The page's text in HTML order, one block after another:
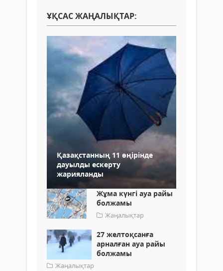
ҰҚСАС ЖАҢАЛЫҚТАР:
Қазақстанның 11 өңірінде
дауылды ескерту
жарияланды
Жұма күнгі ауа райы
болжамы
Жаңалықтар
27 желтоқсанға
арналған ауа райы
болжамы
Жаңалықтар